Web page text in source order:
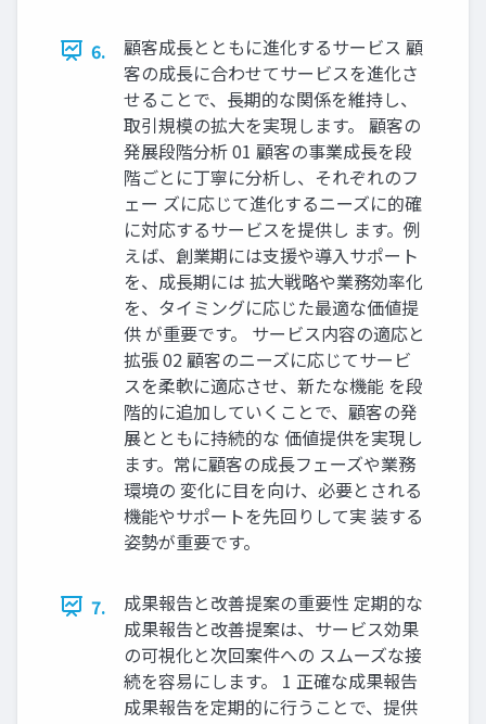
6.
顧客成長とともに進化するサービス 顧
客の成長に合わせてサービスを進化さ
せることで、長期的な関係を維持し、
取引規模の拡大を実現します。 顧客の
発展段階分析 01 顧客の事業成長を段
階ごとに丁寧に分析し、それぞれのフ
ェー ズに応じて進化するニーズに的確
に対応するサービスを提供し ます。例
えば、創業期には支援や導入サポート
を、成長期には 拡大戦略や業務効率化
を、タイミングに応じた最適な価値提
供 が重要です。 サービス内容の適応と
拡張 02 顧客のニーズに応じてサービ
スを柔軟に適応させ、新たな機能 を段
階的に追加していくことで、顧客の発
展とともに持続的な 価値提供を実現し
ます。常に顧客の成長フェーズや業務
環境の 変化に目を向け、必要とされる
機能やサポートを先回りして実 装する
姿勢が重要です。
7.
成果報告と改善提案の重要性 定期的な
成果報告と改善提案は、サービス効果
の可視化と次回案件への スムーズな接
続を容易にします。 1 正確な成果報告
成果報告を定期的に行うことで、提供